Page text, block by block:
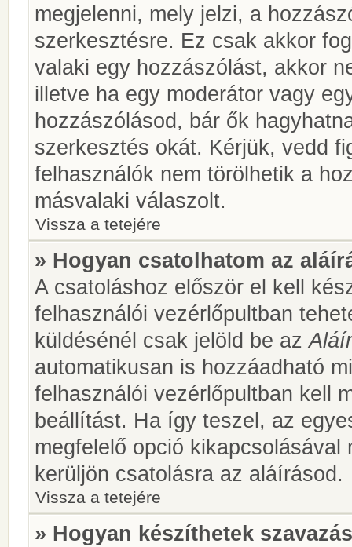
megjelenni, mely jelzi, a
szerkesztésre. Ez csak akkor
valaki egy hozzászólást, akkor
illetve ha egy moderátor vagy
hozzászólásod, bár ők
szerkesztés okát. Kérjük, vedd
felhasználók nem törölhetik a
másvalaki válaszolt.
Vissza a tetejére
» Hogyan csatolhatom az
A csatoláshoz először el kell
felhasználói vezérlőpultban
küldésénél csak jelöld be az
automatikusan is hozzáadható
felhasználói vezérlőpultban kell
beállítást. Ha így teszel, az
megfelelő opció
kerüljön csatolásra az aláírásod.
Vissza a tetejére
» Hogyan készíthetek